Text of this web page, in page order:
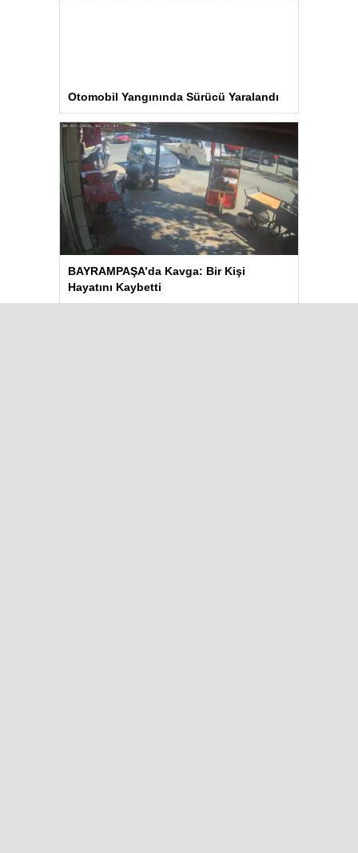
Otomobil Yangınında Sürücü Yaralandı
BAYRAMPAŞA’da Kavga: Bir Kişi
Hayatını Kaybetti